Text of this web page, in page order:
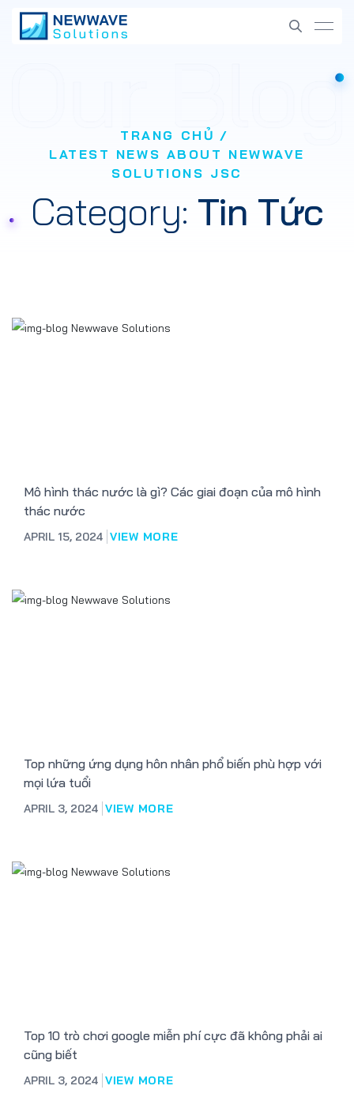
TRANG CHỦ
LATEST NEWS ABOUT NEWWAVE
SOLUTIONS JSC
Category: Tin Tức
Mô hình thác nước là gì? Các giai đoạn của mô hình
thác nước
APRIL 15, 2024 VIEW MORE
Top những ứng dụng hôn nhân phổ biến phù hợp với
mọi lứa tuổi
APRIL 3, 2024 VIEW MORE
Top 10 trò chơi google miễn phí cực đã không phải ai
cũng biết
APRIL 3, 2024 VIEW MORE